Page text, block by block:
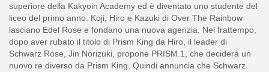
superiore della Kakyoin Academy ed è diventato uno studente del
liceo del primo anno. Koji, Hiro e Kazuki di Over The Rainbow
lasciano Edel Rose e fondano una nuova agenzia. Nel frattempo,
dopo aver rubato il titolo di Prism King da Hiro, il leader di
Schwarz Rose, Jin Norizuki, propone PRISM.1, che deciderà un
nuovo re diverso da Prism King. Quindi annuncia che Schwarz